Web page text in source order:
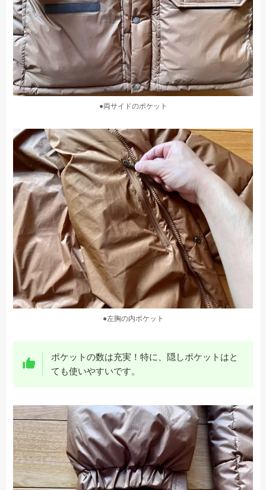
●両サイドのポケット
●左胸の内ポケット
ポケットの数は充実！特に、隠しポケットはと
ても使いやすいです。